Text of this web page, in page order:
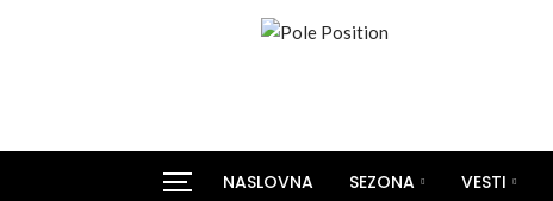
NASLOVNA SEZONA VESTI